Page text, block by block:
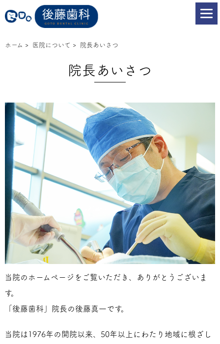
ホーム > 医院について > 院長あいさつ
院長あいさつ
当院のホームページをご覧いただき、ありがとうございま
す。
「後藤歯科」院長の後藤真一です。
当院は1976年の開院以来、50年以上にわたり地域に根ざし